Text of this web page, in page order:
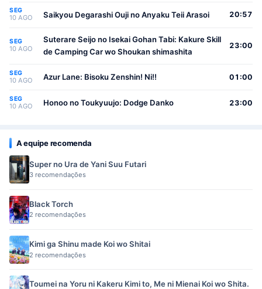
SEG
10 AGO Saikyou Degarashi Ouji no Anyaku Teii Arasoi 20:57
SEG
10 AGO
Suterare Seijo no Isekai Gohan Tabi: Kakure Skill
de Camping Car wo Shoukan shimashita
23:00
SEG
10 AGO Azur Lane: Bisoku Zenshin! Ni!! 01:00
SEG
10 AGO Honoo no Toukyuujo: Dodge Danko 23:00
A equipe recomenda
Super no Ura de Yani Suu Futari
3 recomendações
Black Torch
2 recomendações
Kimi ga Shinu made Koi wo Shitai
2 recomendações
Toumei na Yoru ni Kakeru Kimi to, Me ni Mienai Koi wo Shita.